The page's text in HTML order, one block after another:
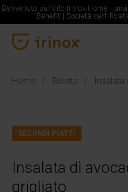
Benvenuto sul sito Irinox Home -
Benefit | Società
Home Ricette
SECONDI PIATTI
Insalata di
grigliato